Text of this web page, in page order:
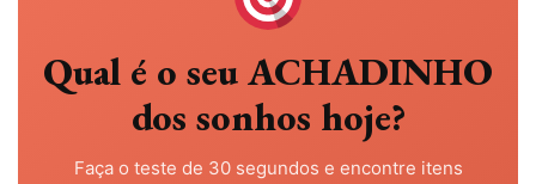
Qual é o seu ACHADINHO
dos sonhos hoje?
Faça o teste de 30 segundos e encontre itens